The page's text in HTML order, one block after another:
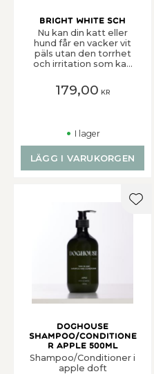
Bright White Sch
Nu kan din katt eller
hund får en vacker vit
päls utan den torrhet
och irritation som kan
rengöringsmedel, som
många andra schampon
förstärka pälsens vita
lyster och rengöra från
smuts och oljor. Kan
179,00 KR
I lager
LÄGG I VARUKORGEN
DogHouse
Shampoo/Conditione
r Apple 500ml
Shampoo/Conditioner i
apple doft